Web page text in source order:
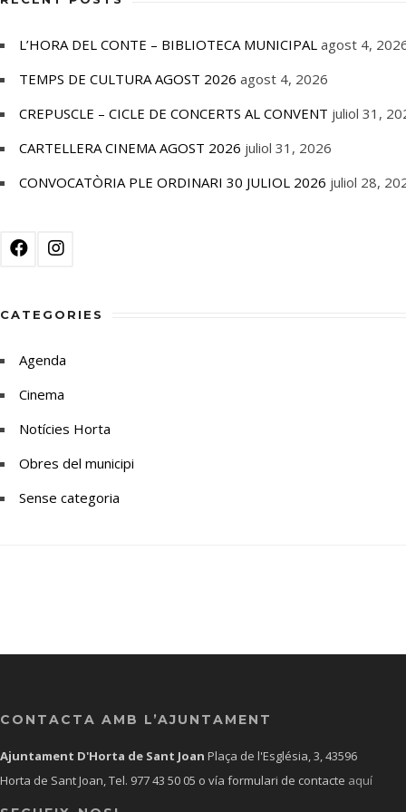
L’HORA DEL CONTE – BIBLIOTECA MUNICIPAL agost 4,
TEMPS DE CULTURA AGOST 2026 agost 4, 2026
CREPUSCLE – CICLE DE CONCERTS AL CONVENT juliol 31,
CARTELLERA CINEMA AGOST 2026 juliol 31, 2026
CONVOCATÒRIA PLE ORDINARI 30 JULIOL 2026 juliol 28,
CATEGORIES
Agenda
Cinema
Notícies Horta
Obres del municipi
Sense categoria
CONTACTA AMB L’AJUNTAMENT
Ajuntament D'Horta de Sant Joan Plaça de l'Església, 3, 43596
Horta de Sant Joan, Tel. 977 43 50 05 o vía formulari de contacte aquí